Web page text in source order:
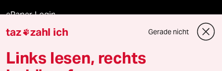
ePaper Login
Downloads für Abonnierende
taz zahl ich Gerade nicht
Links lesen, rechts